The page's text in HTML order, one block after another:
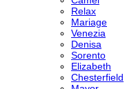
Relax
Mariage
Venezia
Denisa
Sorento
Elizabeth
Chesterfield